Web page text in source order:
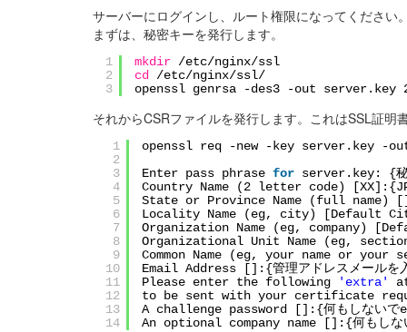
サーバーにログインし、ルート権限になってください
まずは、秘密キーを発行します。
1
2
3
mkdir /etc/nginx/ssl
cd /etc/nginx/ssl/
openssl genrsa -des3 -out server.key
それからCSRファイルを発行します。これはSSL証明
1
2
3
4
5
6
7
8
9
10
11
12
13
14
openssl req -new -key server.key -
Enter pass phrase for server.key: {秘
Country Name (2 letter code)
State or Province Name (full name)
Locality Name (eg, city) [Default
Organization Name (eg, company)
Organizational Unit Name (eg,
Common Name (eg, your name or
Email Address []:{管理アドレスメールを
Please enter the following
'extra'
to be sent with your certificate
A challenge password []:{何もしないで
An optional company name []:{何もし